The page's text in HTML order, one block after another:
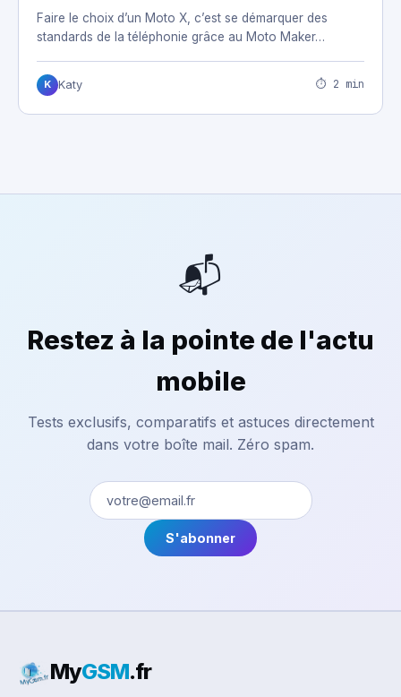
Faire le choix d’un Moto X, c’est se démarquer des
standards de la téléphonie grâce au Moto Maker…
K Katy ⏱ 2 min
📬
Restez à la pointe de l'actu
mobile
Tests exclusifs, comparatifs et astuces directement
dans votre boîte mail. Zéro spam.
S'abonner
MyGSM.fr